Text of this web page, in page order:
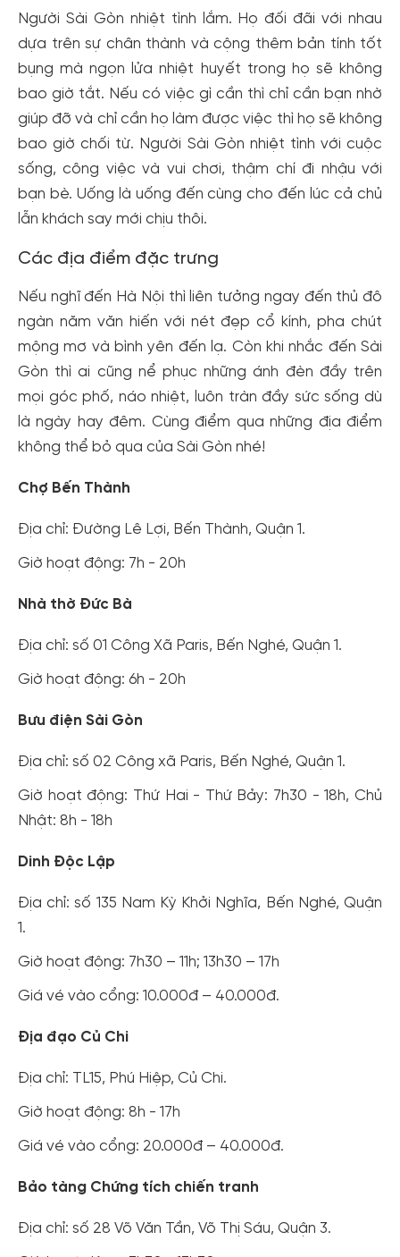
Người Sài Gòn nhiệt tình lắm. Họ đối đãi với nhau
dựa trên sự chân thành và cộng thêm bản tính tốt
bụng mà ngọn lửa nhiệt huyết trong họ sẽ không
bao giờ tắt. Nếu có việc gì cần thì chỉ cần bạn nhờ
giúp đỡ và chỉ cần họ làm được việc thì họ sẽ không
bao giờ chối từ. Người Sài Gòn nhiệt tình với cuộc
sống, công việc và vui chơi, thậm chí đi nhậu với
bạn bè. Uống là uống đến cùng cho đến lúc cả chủ
lẫn khách say mới chịu thôi.
Các địa điểm đặc trưng
Nếu nghĩ đến Hà Nội thì liên tưởng ngay đến thủ đô
ngàn năm văn hiến với nét đẹp cổ kính, pha chút
mộng mơ và bình yên đến lạ. Còn khi nhắc đến Sài
Gòn thì ai cũng nể phục những ánh đèn đầy trên
mọi góc phố, náo nhiệt, luôn tràn đầy sức sống dù
là ngày hay đêm. Cùng điểm qua những địa điểm
không thể bỏ qua của Sài Gòn nhé!
Chợ Bến Thành
Địa chỉ: Đường Lê Lợi, Bến Thành, Quận 1.
Giờ hoạt động: 7h - 20h
Nhà thờ Đức Bà
Địa chỉ: số 01 Công Xã Paris, Bến Nghé, Quận 1.
Giờ hoạt động: 6h - 20h
Bưu điện Sài Gòn
Địa chỉ: số 02 Công xã Paris, Bến Nghé, Quận 1.
Giờ hoạt động: Thứ Hai - Thứ Bảy: 7h30 - 18h, Chủ
Nhật: 8h - 18h
Dinh Độc Lập
Địa chỉ: số 135 Nam Kỳ Khởi Nghĩa, Bến Nghé, Quận
1.
Giờ hoạt động: 7h30 – 11h; 13h30 – 17h
Giá vé vào cổng: 10.000đ – 40.000đ.
Địa đạo Củ Chi
Địa chỉ: TL15, Phú Hiệp, Củ Chi.
Giờ hoạt động: 8h - 17h
Giá vé vào cổng: 20.000đ – 40.000đ.
Bảo tàng Chứng tích chiến tranh
Địa chỉ: số 28 Võ Văn Tần, Võ Thị Sáu, Quận 3.